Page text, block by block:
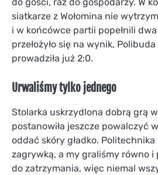
siatkarze z Wołomina nie
i w końcówce partii popełnili dwa
przełożyło się na wynik,
prowadziła już 2:0.
Urwaliśmy tylko jednego
Stolarka uskrzydlona dobrą grą
postanowiła jeszcze powalczyć
oddać skóry gładko. Politechnika
zagrywką, a my graliśmy równo i
do zatrzymania, więc niemal